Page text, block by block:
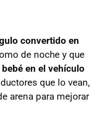
convertido en
de noche y que
en el vehículo
que lo vean,
arena para mejorar